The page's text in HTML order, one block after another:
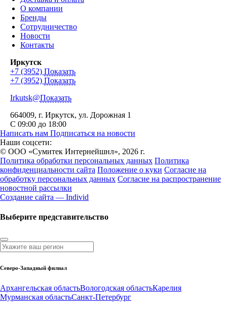
О компании
Бренды
Сотрудничество
Новости
Контакты
Иркутск
+7 (3952) Показать
+7 (3952) Показать
Irkutsk@Показать
664009, г. Иркутск, ул. Дорожная 1
С 09:00 до 18:00
Написать нам Подписаться на новости
Наши соцсети:
© ООО «Сумитек Интернейшнл», 2026 г.
Политика обработки персональных данных Политика
конфиденциальности сайта Положение о куки Согласие на
обработку персональных данных Согласие на распространение
новостной рассылки
Создание сайта — Individ
Выберите представительство
Северо-Западный филиал
Архангельская областьВологодская областьКарелия
Мурманская областьСанкт-Петербург